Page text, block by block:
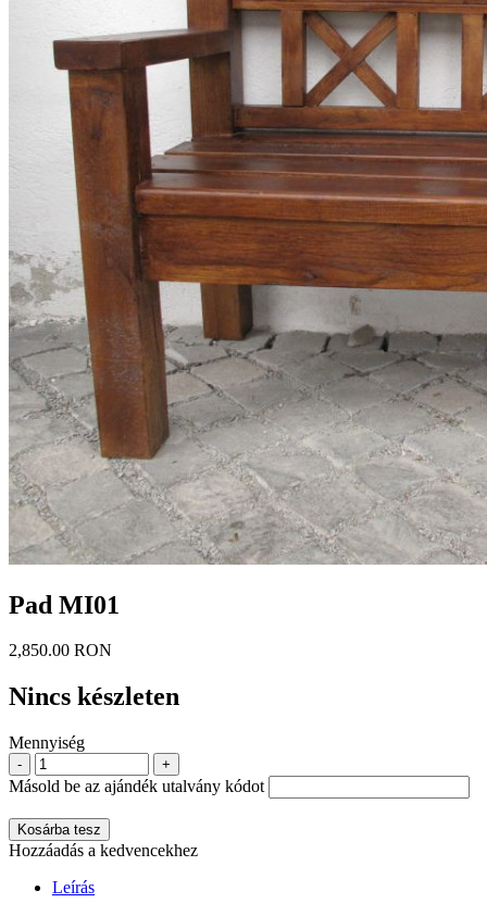
Pad MI01
2,850.00 RON
Nincs készleten
Mennyiség
- +
Másold be az ajándék utalvány kódot
Kosárba tesz
Hozzáadás a kedvencekhez
Leírás